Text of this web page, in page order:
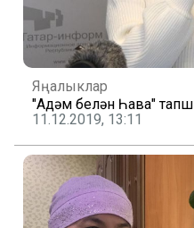
Яңалыклар
"Адәм белән Һава"
11.12.2019, 13:11